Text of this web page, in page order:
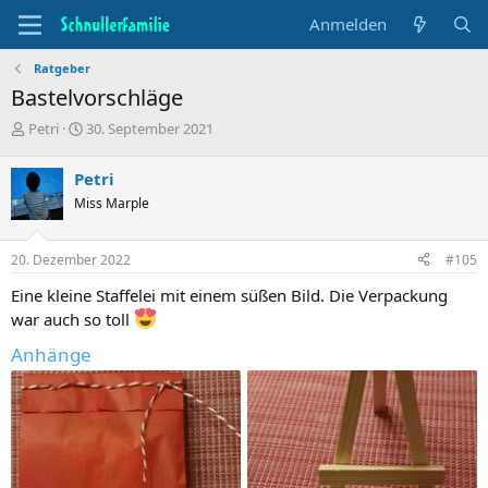
Anmelden
Ratgeber
Bastelvorschläge
T
e
m
e
n
s
t
r
t
r
Petri
B
i
n
d
a
u
m
30. September 2021
Petri
Miss Marple
20. Dezember 2022 #105
Eine kleine Staffelei mit einem süßen Bild. Die Verpackung
war auch so toll
Anhänge